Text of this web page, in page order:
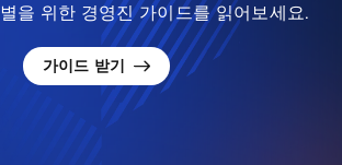
을 위한 경영진 가이드를 읽어보세요.
가이드 받기